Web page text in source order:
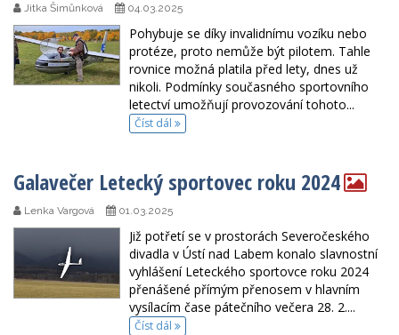
Jitka Šimůnková 04.03.2025
Pohybuje se díky invalidnímu vozíku nebo
protéze, proto nemůže být pilotem. Tahle
rovnice možná platila před lety, dnes už
nikoli. Podmínky současného sportovního
letectví umožňují provozování tohoto...
Číst dál
Galavečer Letecký sportovec roku 2024
Lenka Vargová 01.03.2025
Již potřetí se v prostorách Severočeského
divadla v Ústí nad Labem konalo slavnostní
vyhlášení Leteckého sportovce roku 2024
přenášené přímým přenosem v hlavním
vysílacím čase pátečního večera 28. 2....
Číst dál